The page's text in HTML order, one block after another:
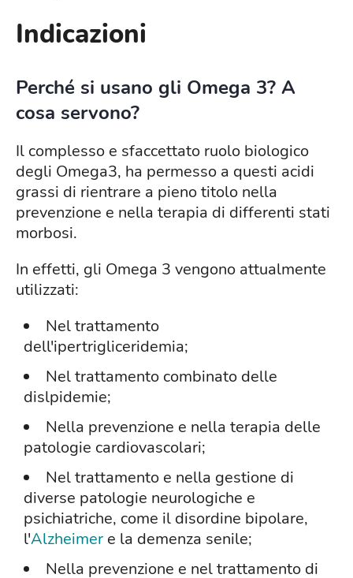
Indicazioni
Perché si usano gli Omega 3? A
cosa servono?
Il complesso e sfaccettato ruolo biologico
degli Omega3, ha permesso a questi acidi
grassi di rientrare a pieno titolo nella
prevenzione e nella terapia di differenti stati
morbosi.
In effetti, gli Omega 3 vengono attualmente
utilizzati:
Nel trattamento
dell'ipertrigliceridemia;
Nel trattamento combinato delle
dislpidemie;
Nella prevenzione e nella terapia delle
patologie cardiovascolari;
Nel trattamento e nella gestione di
diverse patologie neurologiche e
psichiatriche, come il disordine bipolare,
l'Alzheimer e la demenza senile;
Nella prevenzione e nel trattamento di